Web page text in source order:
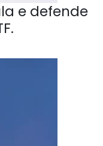
e defende